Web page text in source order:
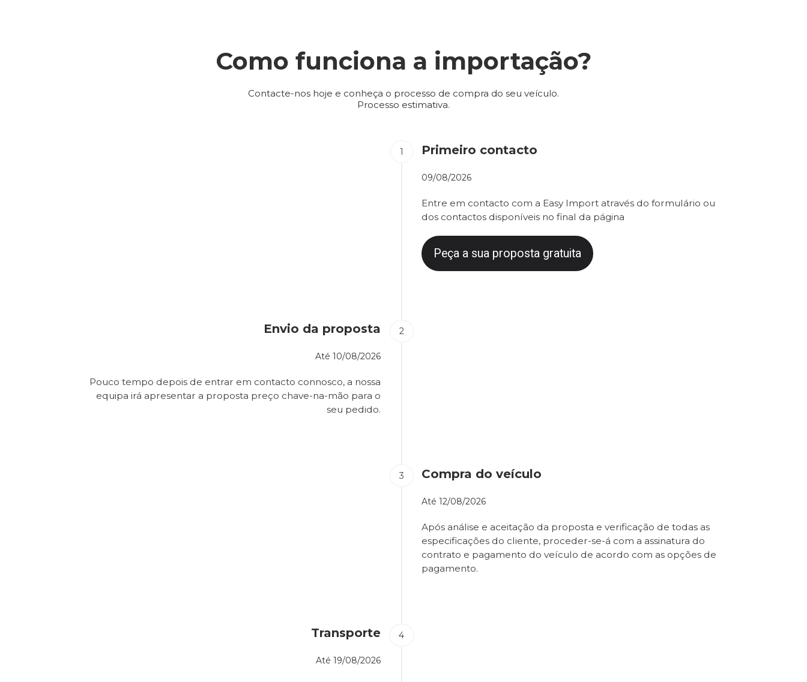
Como funciona a importação?
Contacte-nos hoje e conheça o processo de compra do seu veículo.
Processo estimativa.
Primeiro contacto
09/08/2026
Entre em contacto com a Easy Import através do formulário ou
dos contactos disponíveis no final da página
Peça a sua proposta gratuita
Envio da proposta
Até 10/08/2026
Pouco tempo depois de entrar em contacto connosco, a nossa
equipa irá apresentar a proposta preço chave-na-mão para o
seu pedido.
Compra do veículo
Até 12/08/2026
Após análise e aceitação da proposta e verificação de todas as
especificações do cliente, proceder-se-á com a assinatura do
contrato e pagamento do veículo de acordo com as opções de
pagamento.
Transporte
Até 19/08/2026